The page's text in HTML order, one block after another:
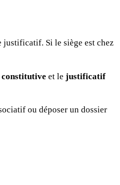
justificatif. Si le siège est chez
constitutive et le justificatif
ou déposer un dossier